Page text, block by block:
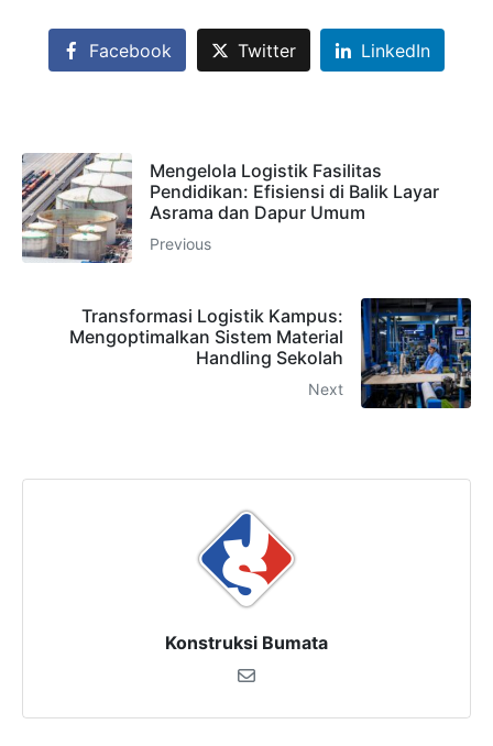
Facebook Twitter LinkedIn
Mengelola Logistik Fasilitas
Pendidikan: Efisiensi di Balik Layar
Asrama dan Dapur Umum
Previous
Transformasi Logistik Kampus:
Mengoptimalkan Sistem Material
Handling Sekolah
Next
Konstruksi Bumata